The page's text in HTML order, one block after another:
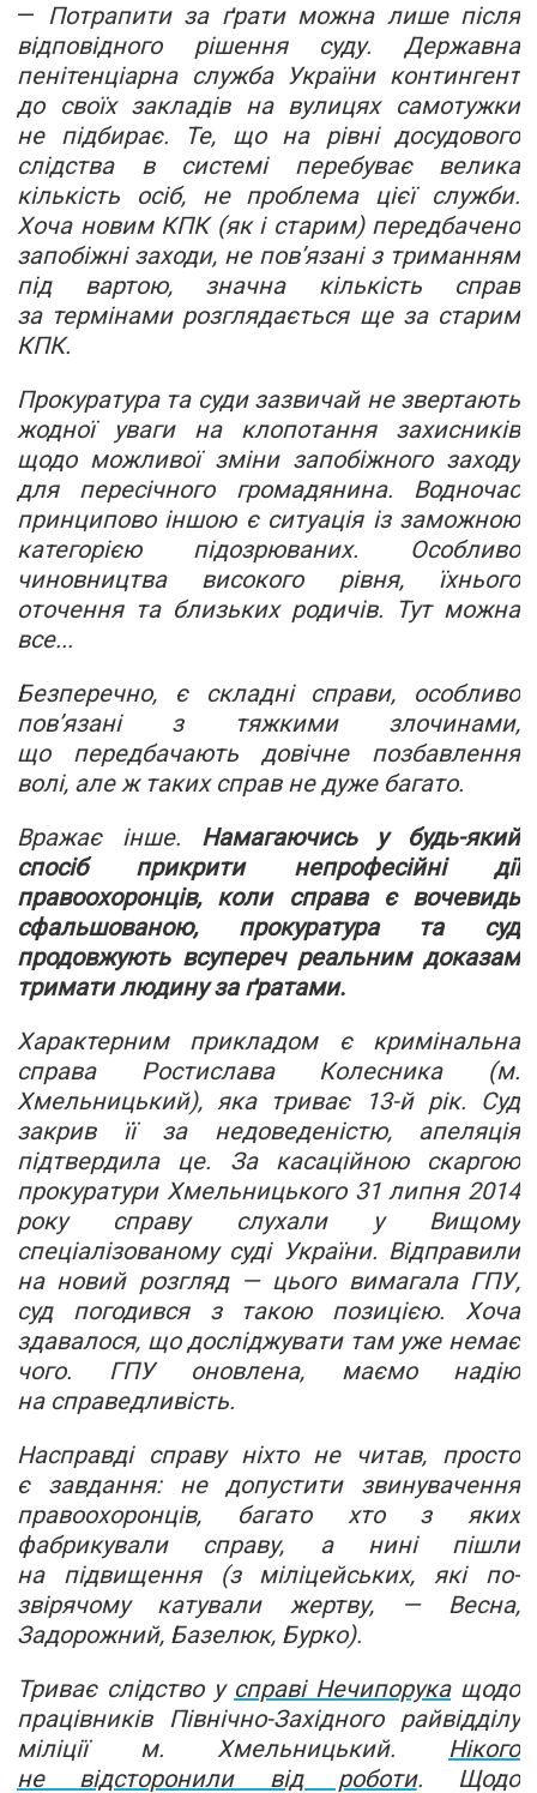
— Потрапити за ґрати можна лише після
відповідного рішення суду. Державна
пенітенціарна служба України контингент
до своїх закладів на вулицях самотужки
не підбирає. Те, що на рівні досудового
слідства в системі перебуває велика
кількість осіб, не проблема цієї служби.
Хоча новим КПК (як і старим) передбачено
запобіжні заходи, не пов’язані з триманням
під вартою, значна кількість справ
за термінами розглядається ще за старим
КПК.
Прокуратура та суди зазвичай не звертають
жодної уваги на клопотання захисників
щодо можливої зміни запобіжного заходу
для пересічного громадянина. Водночас
принципово іншою є ситуація із заможною
категорією підозрюваних. Особливо
чиновництва високого рівня, їхнього
оточення та близьких родичів. Тут можна
все...
Безперечно, є складні справи, особливо
пов’язані з тяжкими злочинами,
що передбачають довічне позбавлення
волі, але ж таких справ не дуже багато.
Вражає інше. Намагаючись у будь-який
спосіб прикрити непрофесійні дії
правоохоронців, коли справа є вочевидь
сфальшованою, прокуратура та суд
продовжують всупереч реальним доказам
тримати людину за ґратами.
Характерним прикладом є кримінальна
справа Ростислава Колесника (м.
Хмельницький), яка триває 13-й рік. Суд
закрив її за недоведеністю, апеляція
підтвердила це. За касаційною скаргою
прокуратури Хмельницького 31 липня 2014
року справу слухали у Вищому
спеціалізованому суді України. Відправили
на новий розгляд — цього вимагала ГПУ,
суд погодився з такою позицією. Хоча
здавалося, що досліджувати там уже немає
чого. ГПУ оновлена, маємо надію
на справедливість.
Насправді справу ніхто не читав, просто
є завдання: не допустити звинувачення
правоохоронців, багато хто з яких
фабрикували справу, а нині пішли
на підвищення (з міліцейських, які по-
звірячому катували жертву, — Весна,
Задорожний, Базелюк, Бурко).
Триває слідство у справі Нечипорукащодо
працівників Північно-Західного райвідділу
міліції м. Хмельницький. Нікого
не відсторонили від роботи. Щодо